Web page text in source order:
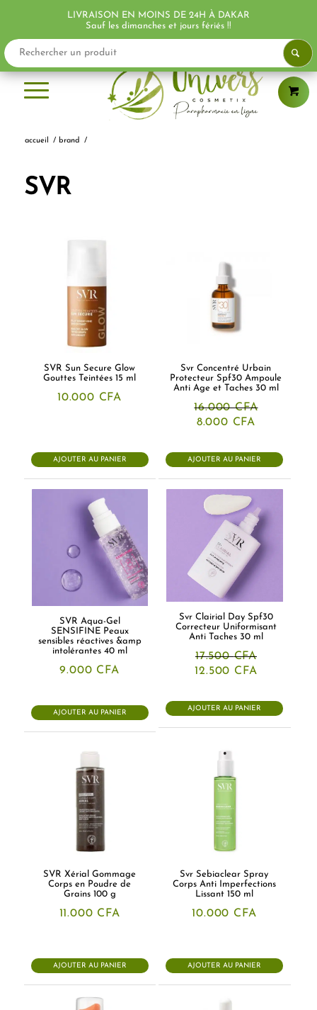
accueil / brand /
SVR
SVR Sun Secure Glow
Gouttes Teintées 15 ml
10.000 CFA
AJOUTER AU PANIER
Svr Concentré Urbain
Protecteur Spf30 Ampoule
Anti Age et Taches 30 ml
16.000CFA
Le
était :
16.000 CFA.
8.000 CFA
est :
8.000 CFA.
AJOUTER AU PANIER
SVR Aqua-Gel
SENSIFINE Peaux
sensibles réactives &amp
intolérantes 40 ml
9.000 CFA
AJOUTER AU PANIER
Svr Clairial Day Spf30
Correcteur Uniformisant
Anti Taches 30 ml
17.500CFA
Le
était :
17.500 CFA.
12.500 CFA
est :
12.500
AJOUTER AU PANIER
SVR Xérial Gommage
Corps en Poudre de
Grains 100 g
11.000 CFA
AJOUTER AU PANIER
Svr Sebiaclear Spray
Corps Anti Imperfections
Lissant 150 ml
10.000 CFA
AJOUTER AU PANIER
LIVRAISON EN MOINS DE 24H À DAKAR
Sauf les dimanches et jours fériés !!